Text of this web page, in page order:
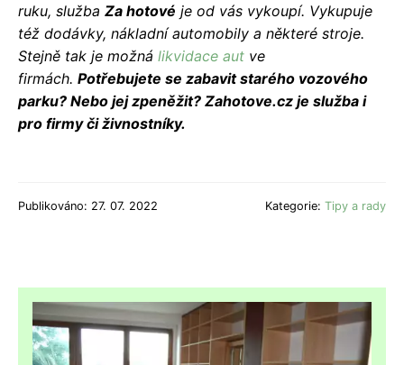
ruku, služba Za hotové je od vás vykoupí. Vykupuje
též dodávky, nákladní automobily a některé stroje.
Stejně tak je možná likvidace aut ve
firmách. Potřebujete se zabavit starého vozového
parku? Nebo jej zpeněžit? Zahotove.cz je služba i
pro firmy či živnostníky.
Publikováno: 27. 07. 2022 Kategorie: Tipy a rady